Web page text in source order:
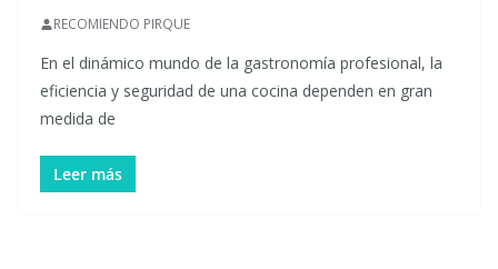
RECOMIENDO PIRQUE
En el dinámico mundo de la gastronomía profesional, la
eficiencia y seguridad de una cocina dependen en gran
medida de
Leer más